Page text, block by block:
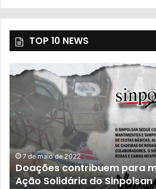
TOP 10 NEWS
23 de novembro de 2021
População sofre com